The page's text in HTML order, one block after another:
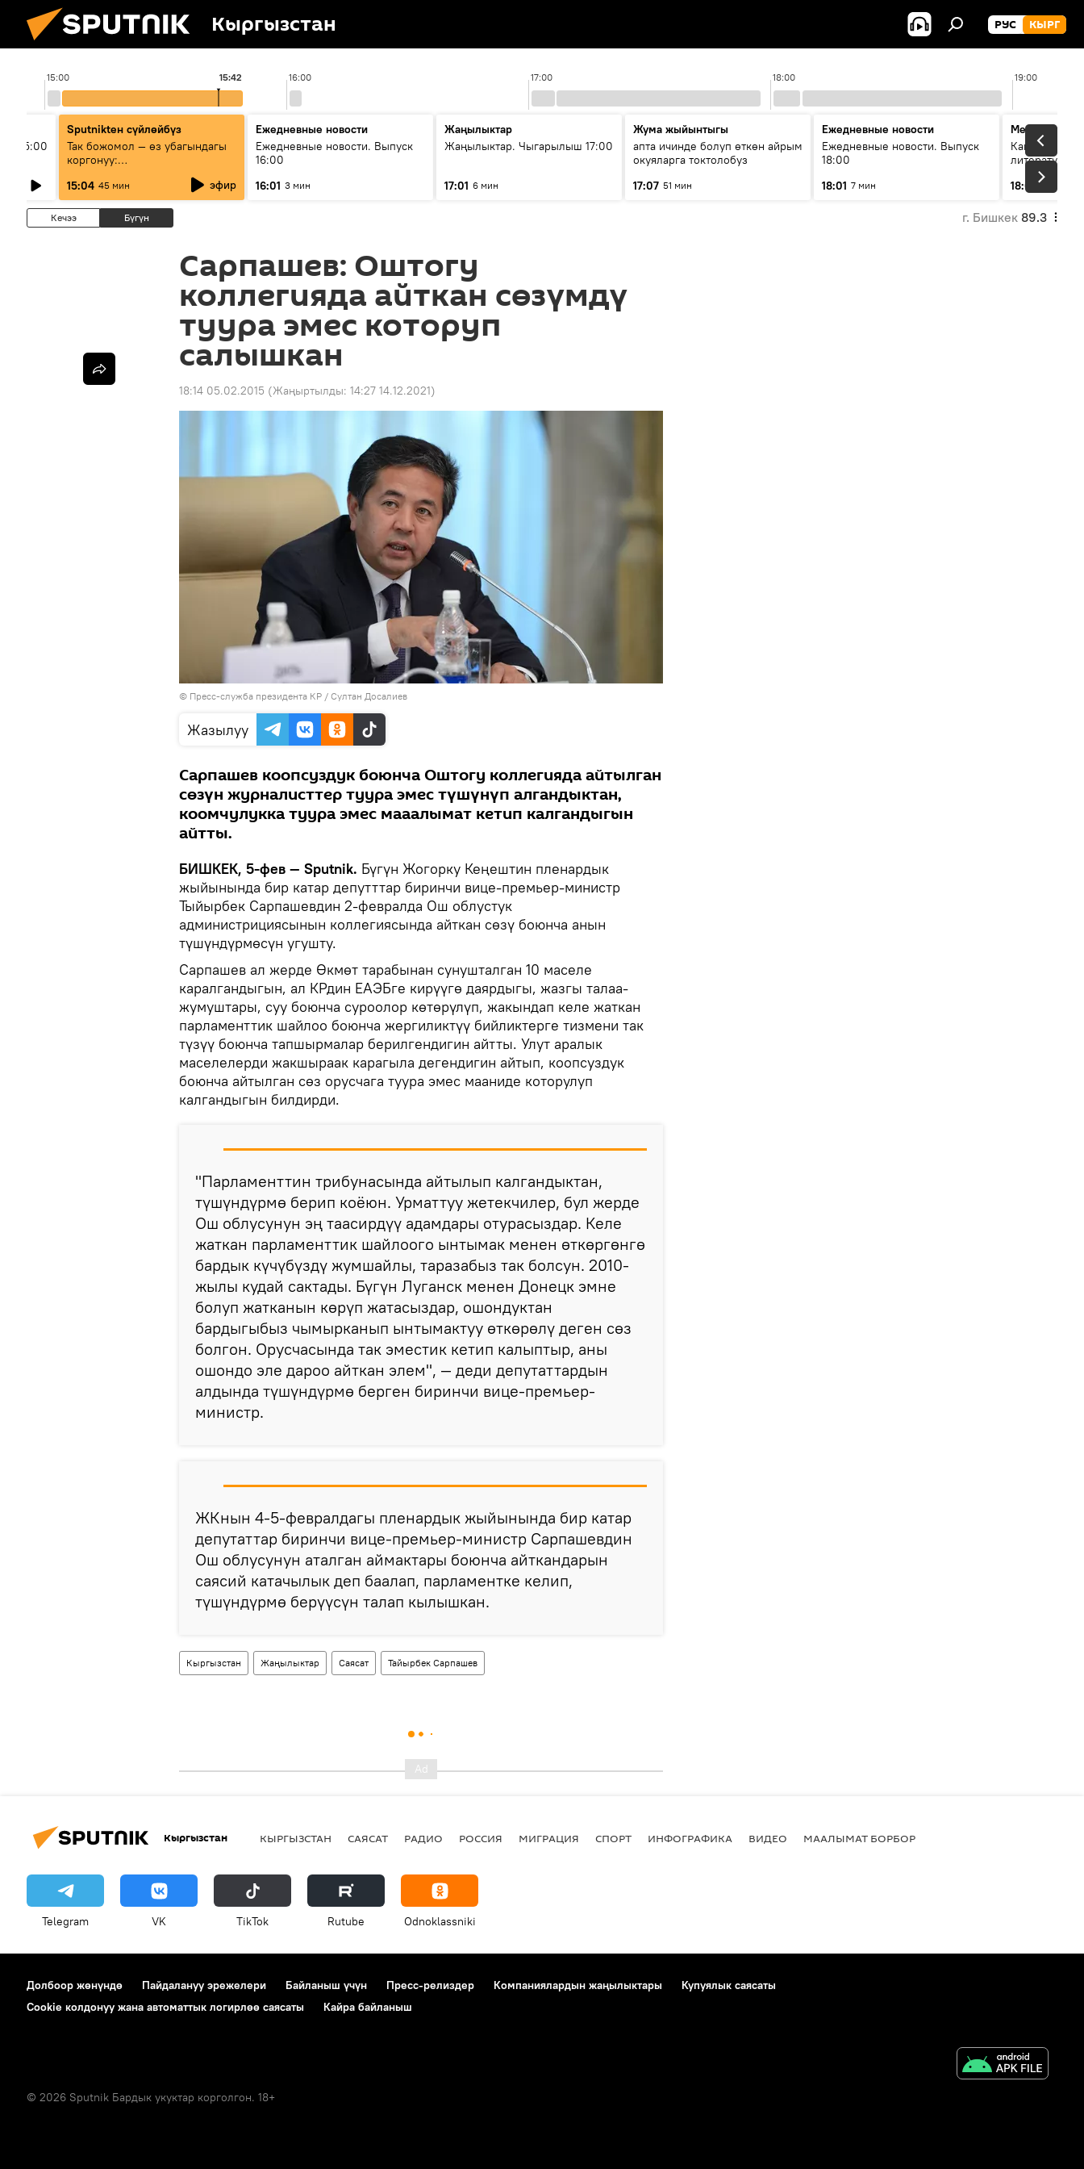
Кыргызстан РУС КЫРГ
15:00 16:00 17:00 18:00 19:00
15:42
15:00
Sputnikteн сүйлөйбүз
Так божомол — өз убагындагы
коргонуу:
гидрометеорологиялык кызмат
кантип өркүндөтүлүүдө
15:04 45 мин эфир
Ежедневные новости
Ежедневные новости. Выпуск
16:00
16:01 3 мин
Жаңылыктар
Жаңылыктар. Чыгарылыш 17:00
17:01 6 мин
Жума жыйынтыгы
апта ичинде болуп өткөн айрым
окуяларга токтолобуз
17:07 51 мин
Ежедневные новости
Ежедневные новости. Выпуск
18:00
18:01 7 мин
Между строк
Как кошки
литературу
18:08
Кечээ Бүгүн г. Бишкек 89.3
Сарпашев: Оштогу
коллегияда айткан сөзүмдү
туура эмес которуп
салышкан
18:14 05.02.2015 (Жаңыртылды: 14:27 14.12.2021)
© Пресс-служба президента КР / Султан Досалиев
Жазылуу
Сарпашев коопсуздук боюнча Оштогу коллегияда айтылган
сөзүн журналисттер туура эмес түшүнүп алгандыктан,
коомчулукка туура эмес мааалымат кетип калгандыгын
айтты.
БИШКЕК, 5-фев — Sputnik. Бүгүн Жогорку Кеңештин пленардык
жыйынында бир катар депутттар биринчи вице-премьер-министр
Тыйырбек Сарпашевдин 2-февралда Ош облустук
администрициясынын коллегиясында айткан сөзү боюнча анын
түшүндүрмөсүн угушту.
Сарпашев ал жерде Өкмөт тарабынан сунушталган 10 маселе
каралгандыгын, ал КРдин ЕАЭБге кирүүгө даярдыгы, жазгы талаа-
жумуштары, суу боюнча суроолор көтөрүлүп, жакындап келе жаткан
парламенттик шайлоо боюнча жергиликтүү бийликтерге тизмени так
түзүү боюнча тапшырмалар берилгендигин айтты. Улут аралык
маселелерди жакшыраак карагыла дегендигин айтып, коопсуздук
боюнча айтылган сөз орусчага туура эмес мааниде которулуп
калгандыгын билдирди.
"Парламенттин трибунасында айтылып калгандыктан,
түшүндүрмө берип коёюн. Урматтуу жетекчилер, бул жерде
Ош облусунун эң таасирдүү адамдары отурасыздар. Келе
жаткан парламенттик шайлоого ынтымак менен өткөргөнгө
бардык күчүбүздү жумшайлы, таразабыз так болсун. 2010-
жылы кудай сактады. Бүгүн Луганск менен Донецк эмне
болуп жатканын көрүп жатасыздар, ошондуктан
бардыгыбыз чымырканып ынтымактуу өткөрөлү деген сөз
болгон. Орусчасында так эместик кетип калыптыр, аны
ошондо эле дароо айткан элем", — деди депутаттардын
алдында түшүндүрмө берген биринчи вице-премьер-
министр.
ЖКнын 4-5-февралдагы пленардык жыйынында бир катар
депутаттар биринчи вице-премьер-министр Сарпашевдин
Ош облусунун аталган аймактары боюнча айткандарын
саясий катачылык деп баалап, парламентке келип,
түшүндүрмө берүүсүн талап кылышкан.
Кыргызстан Жаңылыктар Саясат Тайырбек Сарпашев
Кыргызстан КЫРГЫЗСТАН САЯСАТ РАДИО РОССИЯ МИГРАЦИЯ СПОРТ ИНФОГРАФИКА ВИДЕО МААЛЫМАТ БОРБОР
Telegram VK ТikТоk Rutube Odnoklassniki
Долбоор жөнүндө Пайдалануу эрежелери Байланыш үчүн Пресс-релиздер Компаниялардын жаңылыктары
Купуялык саясаты
Cookie колдонуу жана автоматтык логирлөө саясаты
Кайра байланыш
© 2026 Sputnik Бардык укуктар корголгон. 18+